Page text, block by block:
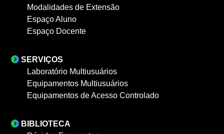
Modalidades de Extensão
Espaço Aluno
Espaço Docente
SERVIÇOS
Laboratório Multiusuários
Equipamentos Multiusuários
Equipamentos de Acesso Controlado
BIBLIOTECA